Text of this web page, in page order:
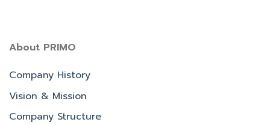
About PRIMO
Company History
Vision & Mission
Company Structure